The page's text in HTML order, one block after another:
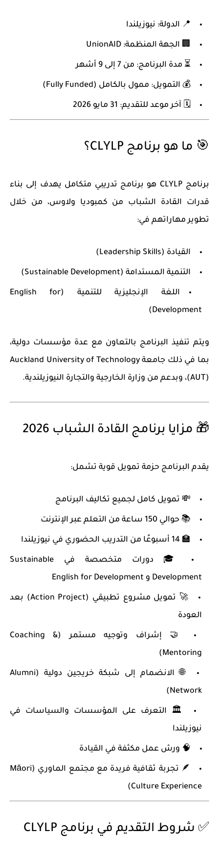
📍 الدولة: نيوزيلندا
🏢 الجهة المنظمة: UnionAID
⏳ مدة البرنامج: من 7 إلى 9 أشهر
💰 التمويل: ممول بالكامل (Fully Funded)
🗓️ آخر موعد للتقديم: 31 مايو 2026
🎯 ما هو برنامج CLYLP؟
برنامج CLYLP هو برنامج تدريبي متكامل يهدف إلى بناء
قدرات القادة الشباب من كمبوديا ولاوس، من خلال
تطوير مهاراتهم في:
القيادة (Leadership Skills)
التنمية المستدامة (Sustainable Development)
اللغة الإنجليزية للتنمية (English for
Development)
ويتم تنفيذ البرنامج بالتعاون مع عدة مؤسسات دولية،
بما في ذلك جامعةAuckland University of Technology
(AUT)، وبدعم من وزارة الخارجية والتجارة النيوزيلندية.
🎁 مزايا برنامج القادة الشباب 2026
يقدم البرنامج حزمة تمويل قوية تشمل:
💸 تمويل كامل لجميع تكاليف البرنامج
📚 حوالي 150 ساعة من التعلم عبر الإنترنت
🏫 14 أسبوعًا من التدريب الحضوري في نيوزيلندا
🎓 دورات متخصصة في Sustainable
Development و English for Development
🚀 تمويل مشروع تطبيقي (Action Project) بعد
العودة
🤝 إشراف وتوجيه مستمر (Coaching &
Mentoring)
🌐 الانضمام إلى شبكة خريجين دولية (Alumni
Network)
🏛️ التعرف على المؤسسات والسياسات في
نيوزيلندا
🧠 ورش عمل مكثفة في القيادة
🪶 تجربة ثقافية فريدة مع مجتمع الماوري (Māori
Culture Experience)
✅ شروط التقديم في برنامج CLYLP